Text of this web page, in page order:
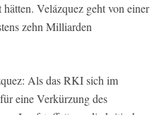
Velázquez geht von einer
zehn Milliarden
Als das RKI sich im
eine Verkürzung des